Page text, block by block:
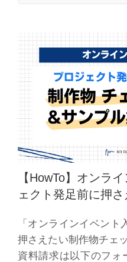
【HowTo】オンラ
ェクト発足前に押
「オンラインイベン
押さえたい制作物チェ
資料請求は以下のフォ